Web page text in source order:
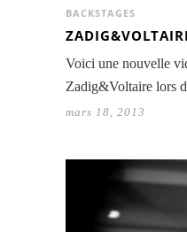
BACKSTAGES
Voici une nouvelle
Zadig&Voltaire lors
mars 18, 2013